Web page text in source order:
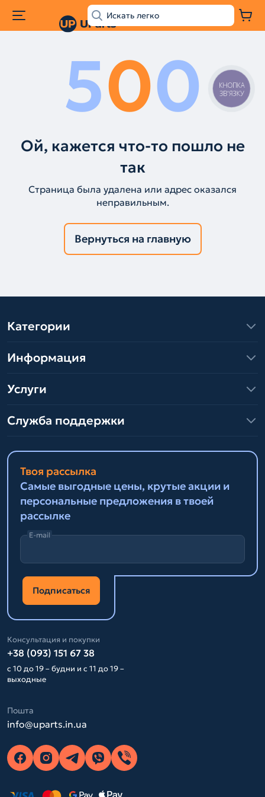
500
Ой, кажется что-то пошло не
так
Страница была удалена или адрес оказался
неправильным.
Вернуться на главную
Категории
Информация
Услуги
Служба поддержки
Твоя рассылка
Самые выгодные цены, крутые акции и
персональные предложения в твоей
рассылке
E-mail
Подписаться
Консультация и покупки
+38 (093) 151 67 38
с 10 до 19 – будни и с 11 до 19 –
выходные
Пошта
info@uparts.in.ua
КНОПКА
ЗВ'ЯЗКУ